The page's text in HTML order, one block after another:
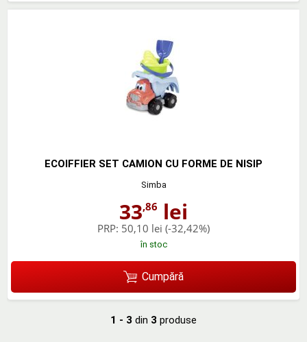
ECOIFFIER SET CAMION CU FORME DE NISIP
Simba
33,86 lei
PRP: 50,10 lei (-32,42%)
în stoc
Cumpără
1 - 3 din 3 produse